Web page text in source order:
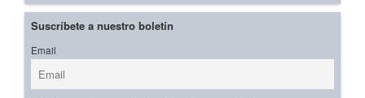
Suscríbete a nuestro boletín
Email